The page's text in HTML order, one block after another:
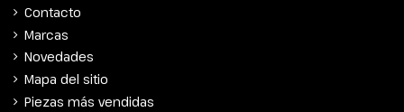
Contacto
Marcas
Novedades
Mapa del sitio
Piezas más vendidas